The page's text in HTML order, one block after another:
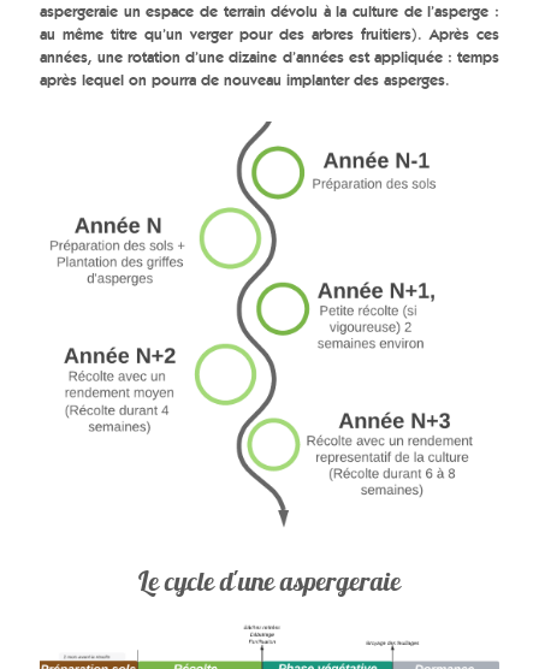
aspergeraie un espace de terrain dévolu à la culture de l’asperge :
au même titre qu’un verger pour des arbres fruitiers). Après ces
années, une rotation d’une dizaine d’années est appliquée : temps
après lequel on pourra de nouveau implanter des asperges.
Le cycle d'une aspergeraie